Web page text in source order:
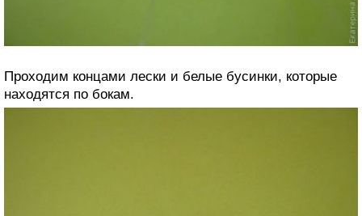
Проходим концами лески и белые бусинки, которые
находятся по бокам.